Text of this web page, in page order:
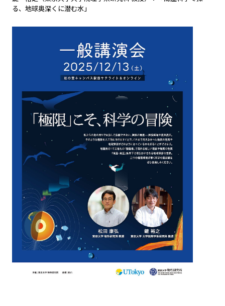
る、地球奥深くに潜む水」